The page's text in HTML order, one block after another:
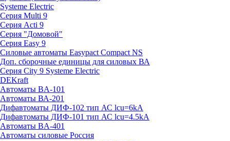
Systeme Electric
Серия Multi 9
Серия Acti 9
Серия "Домовой"
Серия Easy 9
Силовые автоматы Easypact Compact NS
Доп. сборочные единицы для силовых ВА
Серия City 9 Systeme Electric
DEKraft
Автоматы BA-101
Автоматы ВА-201
Дифавтоматы ДИФ-102 тип АС lcu=6kA
Дифавтоматы ДИФ-101 тип АС lcu=4.5kA
Автоматы BA-401
Автоматы силовые Россия